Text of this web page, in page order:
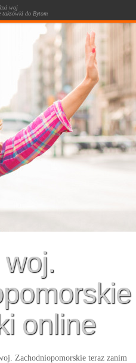
woj
taksówki do Bytom
taksówką.
woj.
online
Zachodniopomorskieteraz zanim